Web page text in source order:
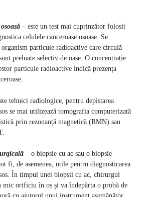
– este un test mai cuprinzător folosit
celulele canceroase osoase. Se
particule radioactive care circulă
preluate selectiv de oase. O concentrație
particule radioactive indică prezența
tehnici radiologice, pentru depistarea
se mai utilizează tomografia computerizată
prin rezonanță magnetică (RMN) sau
– o biopsie cu ac sau o biopsie
fi, de asemenea, utile pentru diagnosticarea
În timpul unei biopsii cu ac, chirurgul
mic orificiu în os și va îndepărta o probă de